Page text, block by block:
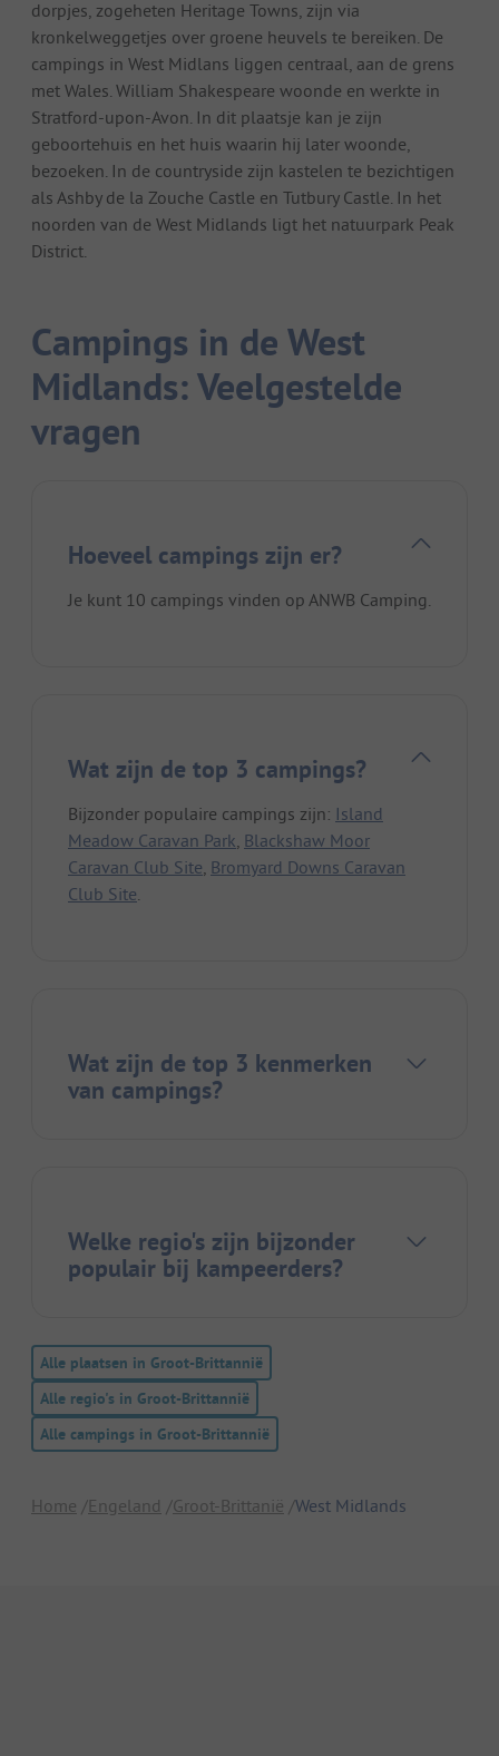
dorpjes, zogeheten Heritage Towns, zijn via
kronkelweggetjes over groene heuvels te bereiken. De
campings in West Midlans liggen centraal, aan de grens
met Wales. William Shakespeare woonde en werkte in
Stratford-upon-Avon. In dit plaatsje kan je zijn
geboortehuis en het huis waarin hij later woonde,
bezoeken. In de countryside zijn kastelen te bezichtigen
als Ashby de la Zouche Castle en Tutbury Castle. In het
noorden van de West Midlands ligt het natuurpark Peak
District.
Campings in de West
Midlands: Veelgestelde
vragen
Hoeveel campings zijn er?
Je kunt 10 campings vinden op ANWB Camping.
Wat zijn de top 3 campings?
Bijzonder populaire campings zijn: Island
Meadow Caravan Park, Blackshaw Moor
Caravan Club Site, Bromyard Downs Caravan
Club Site.
Wat zijn de top 3 kenmerken
van campings?
Welke regio's zijn bijzonder
populair bij kampeerders?
Alle plaatsen in Groot-Brittannië
Alle regio's in Groot-Brittannië
Alle campings in Groot-Brittannië
Home Engeland Groot-Brittanië West Midlands